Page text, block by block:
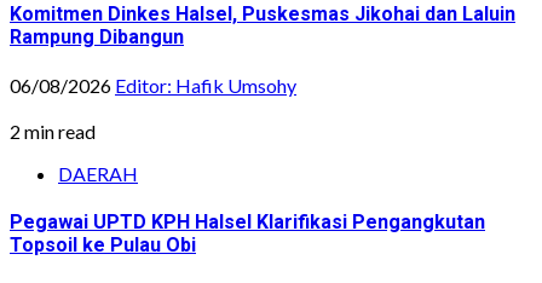
Komitmen Dinkes Halsel, Puskesmas Jikohai dan Laluin
Rampung Dibangun
06/08/2026 Editor: Hafik Umsohy
2 min read
DAERAH
Pegawai UPTD KPH Halsel Klarifikasi Pengangkutan
Topsoil ke Pulau Obi